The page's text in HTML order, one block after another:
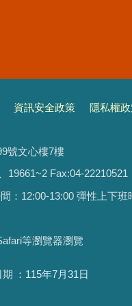
資訊安全政策 隱私權
號文心樓7樓
19661~2 Fax:04-22210521
：12:00-13:00 彈性上下
等瀏覽器瀏覽
期 115年7月31日